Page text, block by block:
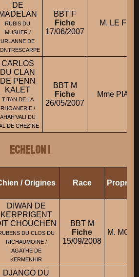
DE
MADELAN
RUBIS DU
MUSHER /
URLANNE DE
BBT F
Fiche
17/06/2007
M. LE
CARLOS
DU CLAN
DE PENN
KALET
TITAN DE LA
RHOANERIE /
AHAH'VALI DU
DE CHEZINE
BBT M
Fiche
26/05/2007
Mme PIAU
ECHELON 1
/ Origines Race
DIWAN DE
KERPRIGENT
CHOUCHEN
DU CLOS DU
RICHAUMOINE /
AGATHE DE
KERMENHIR
BBT M
Fiche
15/09/2008
M.
DJANGO DU